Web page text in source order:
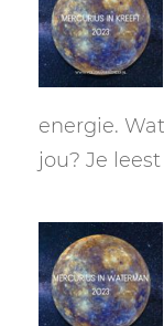
energie.
jou? Je